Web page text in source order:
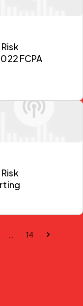
FCPA
14